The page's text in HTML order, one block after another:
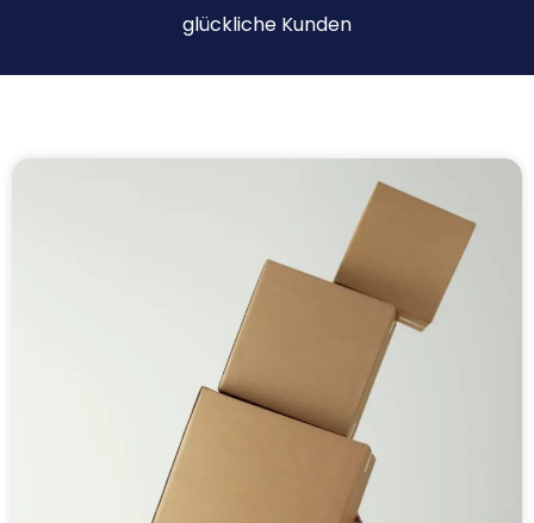
glückliche Kunden